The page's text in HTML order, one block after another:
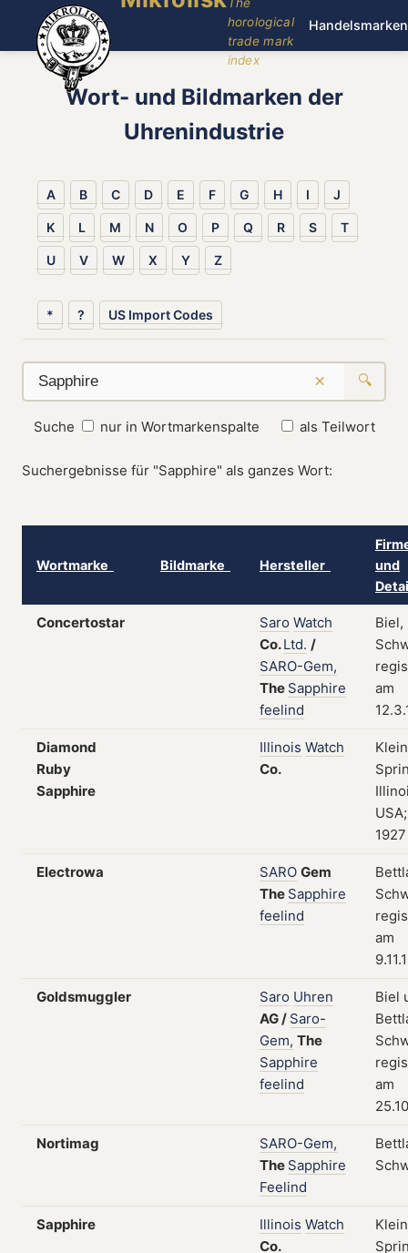
horological
trade mark
index
Handelsmarken
Wort- und Bildmarken der
Uhrenindustrie
A B C D E F G H I J
K L M N O P Q R S T
U V W X Y Z
* ? US Import Codes
× 🔍
Suche nur in Wortmarkenspalte als Teilwort
Suchergebnisse für "Sapphire" als ganzes Wort:
Wortmarke Bildmarke Hersteller
und
Concertostar Saro Watch
Co.Ltd. /
SARO-Gem,
The Sapphire
feelind
Biel,
am
Diamond
Ruby
Sapphire
Illinois Watch
Co.
1927
Electrowa SARO Gem
The Sapphire
feelind
am
Goldsmuggler Saro Uhren
AG/ Saro-
Gem, The
Sapphire
feelind
Biel
am
Nortimag
SARO-Gem,
The Sapphire
Feelind
Sapphire Illinois Watch
Co.